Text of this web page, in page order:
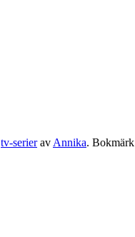
tv-serierav Annika. Bokmärk